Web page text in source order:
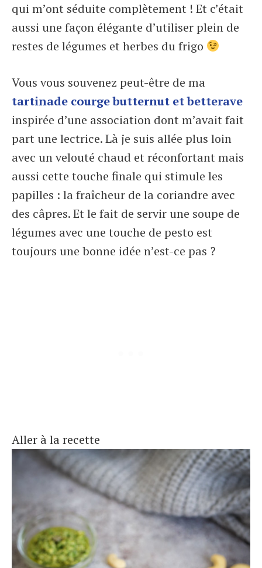
qui m’ont séduite complètement ! Et c’était
aussi une façon élégante d’utiliser plein de
restes de légumes et herbes du frigo
Vous vous souvenez peut-être de ma
tartinade courge butternut et betterave
inspirée d’une association dont m’avait fait
part une lectrice. Là je suis allée plus loin
avec un velouté chaud et réconfortant mais
aussi cette touche finale qui stimule les
papilles : la fraîcheur de la coriandre avec
des câpres. Et le fait de servir une soupe de
légumes avec une touche de pesto est
toujours une bonne idée n’est-ce pas ?
Aller à la recette